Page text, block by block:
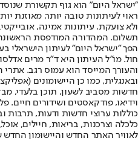
"ישראל היום" הוא גוף תקשורת
ראוי לעיתונות טובה יותר, מאוזנת
ולא צועקת. עיתונות אמינה,
הפך "ישראל היום" לעיתון הישראלי
חול. מו"ל העיתון היא ד"ר מרים
והעורך המייסד הוא עמוס רגב.
חדשות מסביב לשעון, תוכן בלעדי,
וידיאו, פודקאסטים ושידורים חיים.
כוללות ערוצי חדשות ודעות, תרבות
לאוויר האתר החדש והיישומון